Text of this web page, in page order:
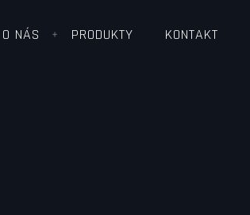
O NÁS PRODUKTY KONTAKT